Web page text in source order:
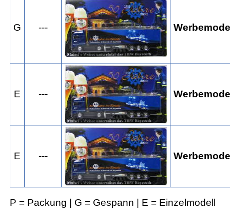
G ---
E ---
E ---
P = Packung | G = Gespann | E = Einzelmodell